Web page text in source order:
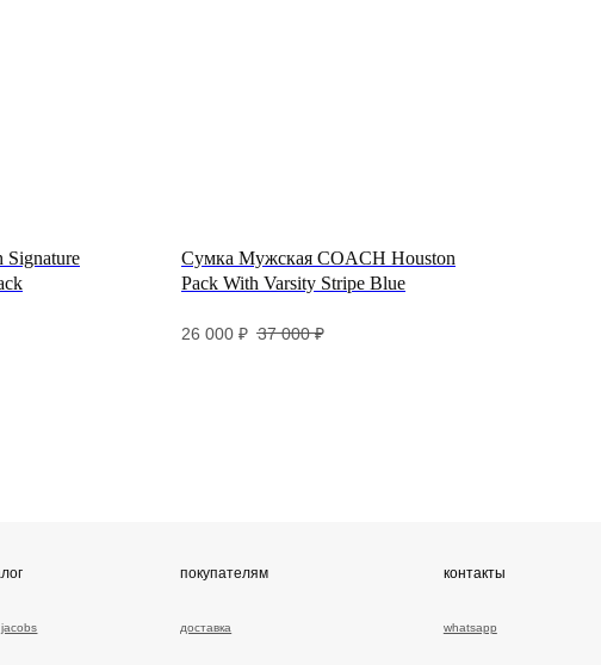
Сумка Мужская COACH Houston
Pack With Varsity Stripe Blue
26 000 ₽ 37 000 ₽
контакты